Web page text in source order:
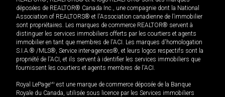
déposées de REALTOR® Canada Inc., une compagnie dont la National
Association of REALTORS® et l'Association canadienne de l’immobilier
sont propriétaires. Les marques de commerce REALTOR® servent à
distinguer les services immobiliers offerts par les courtiers et agents
immobilier en tant que membres de l'ACI. Les marques d'homologation
S.I.A.® /MLS®, Service inter-agences®, et leurs logos respectifs sont la
propriété de l'ACI, et ils servent à identifier les services immobiliers que
fournissent les courtiers et agents membres de l'ACI.
Royal LePageMD est une marque de commerce déposée de la Banque
Royale du Canada, utilisée sous licence par les Services immobiliers